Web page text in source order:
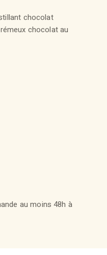
chocolat
chocolat au
au moins 48h à